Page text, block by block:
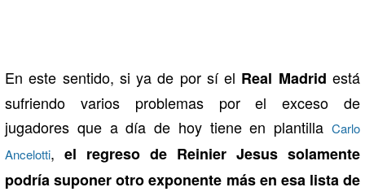
En este sentido, si ya de por sí el Real Madrid está
sufriendo varios problemas por el exceso de
jugadores que a día de hoy tiene en plantilla Carlo
Ancelotti, el regreso de Reinier Jesus solamente
podría suponer otro exponente más en esa lista de